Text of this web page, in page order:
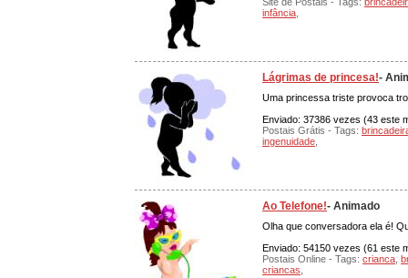
infância
Lágrimas de princesa!-
Uma princessa triste provoca
Enviado: 37386 vezes (43 este
Postais Grátis - Tags:
ingenuidade
Ao Telefone!- Animado
Olha que conversadora ela é!
Enviado: 54150 vezes (61 este
Postais Online - Tags: crianca
criancas